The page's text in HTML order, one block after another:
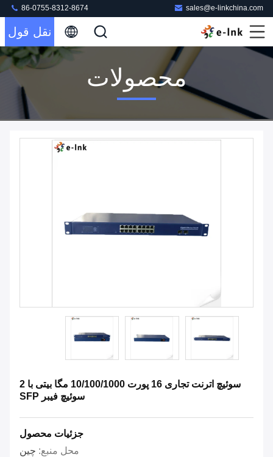
sales@e-linkchina.com
86-0755-8312-8674
نقل قول
محصولات
سوئیچ اترنت تجاری 16 پورت 10/100/1000 مگا بیتی با 2
سوئیچ فیبر SFP
جزئیات محصول
محل منبع: چین